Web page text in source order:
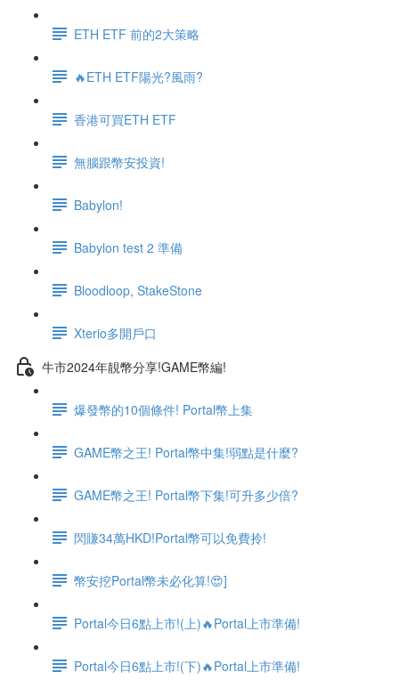
ETH ETF 前的2大策略
🔥ETH ETF陽光?風雨?
香港可買ETH ETF
無腦跟幣安投資!
Babylon!
Babylon test 2 準備
Bloodloop, StakeStone
Xterio多開戶口
牛市2024年靚幣分享!GAME幣編!
爆發幣的10個條件! Portal幣上集
GAME幣之王! Portal幣中集!弱點是什麼?
GAME幣之王! Portal幣下集!可升多少倍?
閃賺34萬HKD!Portal幣可以免費拎!
幣安挖Portal幣未必化算!😍]
Portal今日6點上市!(上)🔥Portal上市準備!
Portal今日6點上市!(下)🔥Portal上市準備!